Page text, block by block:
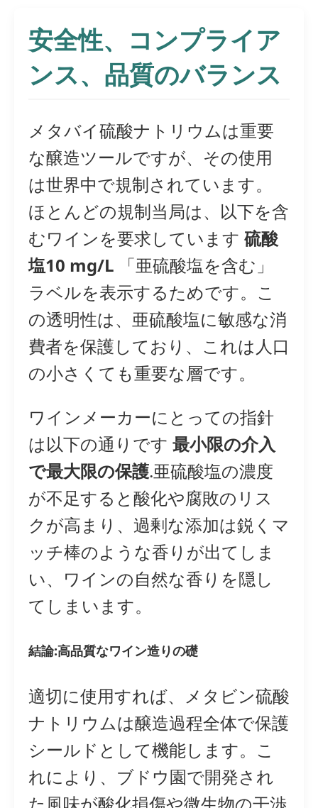
安全性、コンプライア
ンス、品質のバランス
メタバイ硫酸ナトリウムは重要
な醸造ツールですが、その使用
は世界中で規制されています。
ほとんどの規制当局は、以下を含
むワインを要求しています 硫酸
塩10 mg/L 「亜硫酸塩を含む」
ラベルを表示するためです。こ
の透明性は、亜硫酸塩に敏感な消
費者を保護しており、これは人口
の小さくても重要な層です。
ワインメーカーにとっての指針
は以下の通りです 最小限の介入
で最大限の保護.亜硫酸塩の濃度
が不足すると酸化や腐敗のリス
クが高まり、過剰な添加は鋭くマ
ッチ棒のような香りが出てしま
い、ワインの自然な香りを隠し
てしまいます。
結論:高品質なワイン造りの礎
適切に使用すれば、メタビン硫酸
ナトリウムは醸造過程全体で保護
シールドとして機能します。こ
れにより、ブドウ園で開発され